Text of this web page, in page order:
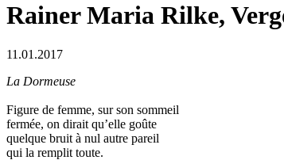
Rainer Maria Rilke,
11.01.2017
La Dormeuse
Figure de femme, sur son sommeil
fermée, on dirait qu’elle goûte
quelque bruit à nul autre pareil
qui la remplit toute.